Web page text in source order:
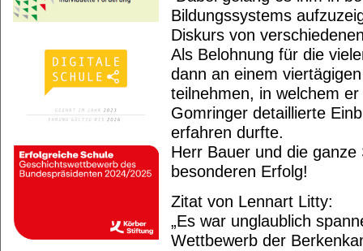
Bildungssystems
Diskurs von
Als Belohnung für die
dann an einem
teilnehmen, in welchem
Gomringer detaillierte
erfahren durfte.
Herr Bauer und die
besonderen Erfolg!
Zitat von Lennart Litty:
„Es war unglaublich
Wettbewerb der